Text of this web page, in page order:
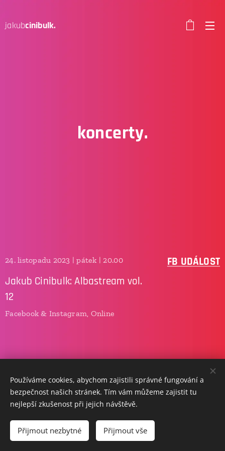
jakubcinibulk.
koncerty.
24. listopadu 2023 | pátek | 20.00
Jakub Cinibulk: Albastream vol.
12
Facebook & Instagram, Online
FB UDÁLOST
info@jakubcinibulk.cz
copyright © 2026 / jakubcinibulk.
Používáme cookies, abychom zajistili správné fungování a
bezpečnost našich stránek. Tím vám můžeme zajistit tu
nejlepší zkušenost při jejich návštěvě.
Přijmout nezbytné Přijmout vše